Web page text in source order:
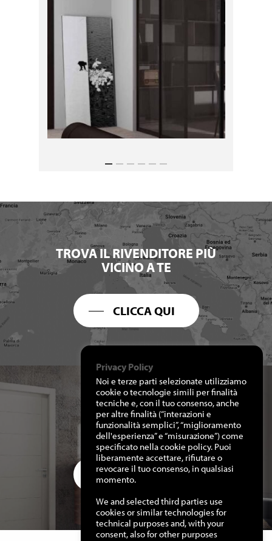
TROVA IL RIVENDITORE PIÙ
VICINO A TE
CLICCA QUI
RICHIEDI I NOSTRI
CATALOGHI
CLICCA QUI
Privacy Policy
Noi e terze parti selezionate utilizziamo
cookie o tecnologie simili per finalità
tecniche e, con il tuo consenso, anche
per altre finalità (“interazioni e
funzionalità semplici”, “miglioramento
dell'esperienza” e “misurazione”) come
specificato nella cookie policy. Puoi
liberamente accettare, rifiutare o
revocare il tuo consenso, in qualsiasi
momento.
We and selected third parties use
cookies or similar technologies for
technical purposes and, with your
consent, also for other purposes